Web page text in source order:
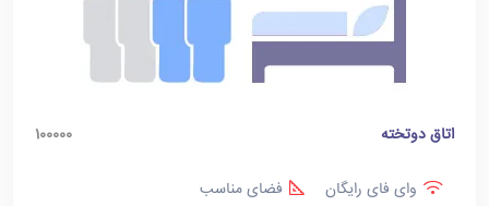
اتاق دوتخته 100000
وای فای رایگان
فضای مناسب